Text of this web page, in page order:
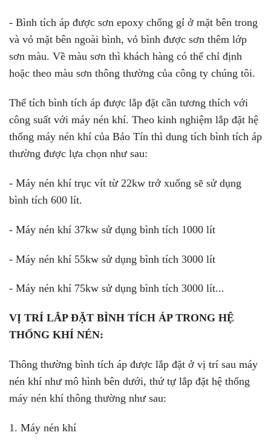
- Bình tích áp được sơn epoxy chống gỉ ở mặt bên trong
và vỏ mặt bên ngoài bình, vỏ bình được sơn thêm lớp
sơn màu. Về màu sơn thì khách hàng có thể chỉ định
hoặc theo màu sơn thông thường của công ty chúng tôi.
Thể tích bình tích áp được lắp đặt cần tương thích với
công suất với máy nén khí. Theo kinh nghiệm lắp đặt hệ
thống máy nén khí của Bảo Tín thì dung tích bình tích áp
thường được lựa chọn như sau:
- Máy nén khí trục vít từ 22kw trở xuống sẽ sử dụng
bình tích 600 lít.
- Máy nén khí 37kw sử dụng bình tích 1000 lít
- Máy nén khí 55kw sử dụng bình tích 3000 lít
- Máy nén khí 75kw sử dụng bình tích 3000 lít...
VỊ TRÍ LẮP ĐẶT BÌNH TÍCH ÁP TRONG HỆ
THỐNG KHÍ NÉN:
Thông thường bình tích áp được lắp đặt ở vị trí sau máy
nén khí như mô hình bên dưới, thứ tự lắp đặt hệ thống
máy nén khí thông thường như sau:
1. Máy nén khí